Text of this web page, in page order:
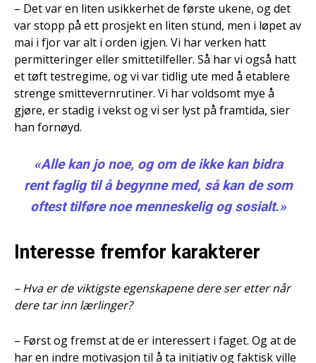
– Det var en liten usikkerhet de første ukene, og det
var stopp på ett prosjekt en liten stund, men i løpet av
mai i fjor var alt i orden igjen. Vi har verken hatt
permitteringer eller smittetilfeller. Så har vi også hatt
et tøft testregime, og vi var tidlig ute med å etablere
strenge smittevernrutiner. Vi har voldsomt mye å
gjøre, er stadig i vekst og vi ser lyst på framtida, sier
han fornøyd.
«Alle kan jo noe, og om de ikke kan bidra
rent faglig til å begynne med, så kan de som
oftest tilføre noe menneskelig og sosialt.»
Interesse fremfor karakterer
– Hva er de viktigste egenskapene dere ser etter når
dere tar inn lærlinger?
– Først og fremst at de er interessert i faget. Og at de
har en indre motivasjon til å ta initiativ og faktisk ville